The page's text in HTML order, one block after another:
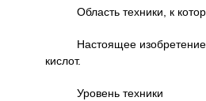
Область техники, к
Настоящее
кислот.
Уровень техники